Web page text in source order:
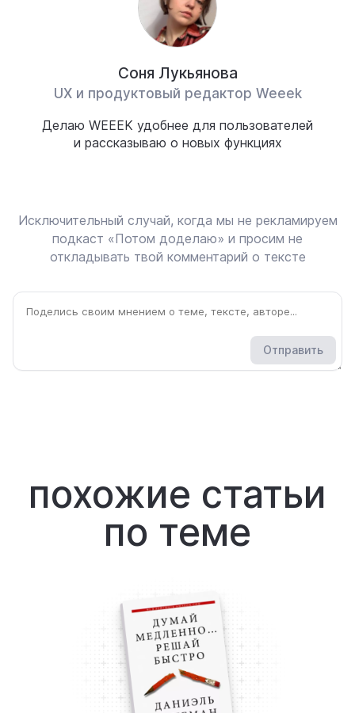
Соня Лукьянова
UX и продуктовый редактор Weeek
Делаю WEEEK удобнее для пользователей
и рассказываю о новых функциях
Исключительный случай, когда мы не рекламируем
подкаст «Потом доделаю» и просим не
откладывать твой комментарий о тексте
Отправить
похожие статьи
по теме